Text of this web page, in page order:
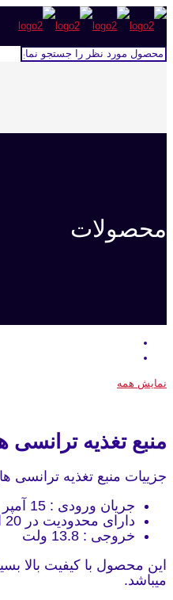
محصولات
نمایش همه
منبع تغذیه ترانسی
جزییات منبع تغذیه ترانسی
جریان ورودی : 15 آمپر
دارای محدودیت در 20 امپر
خروجی : 13.8 ولت
این محصول با کیفیت بالا
میباشد.